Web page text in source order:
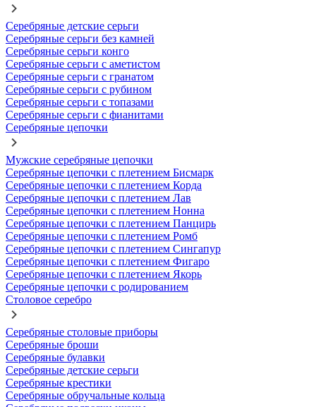
Серебряные детские серьги
Серебряные серьги без камней
Серебряные серьги конго
Серебряные серьги с аметистом
Серебряные серьги с гранатом
Серебряные серьги с рубином
Серебряные серьги с топазами
Серебряные серьги с фианитами
Серебряные цепочки
Мужские серебряные цепочки
Серебряные цепочки с плетением Бисмарк
Серебряные цепочки с плетением Корда
Серебряные цепочки с плетением Лав
Серебряные цепочки с плетением Нонна
Серебряные цепочки с плетением Панцирь
Серебряные цепочки с плетением Ромб
Серебряные цепочки с плетением Сингапур
Серебряные цепочки с плетением Фигаро
Серебряные цепочки с плетением Якорь
Серебряные цепочки с родированием
Столовое серебро
Серебряные столовые приборы
Серебряные броши
Серебряные булавки
Серебряные детские серьги
Серебряные крестики
Серебряные обручальные кольца